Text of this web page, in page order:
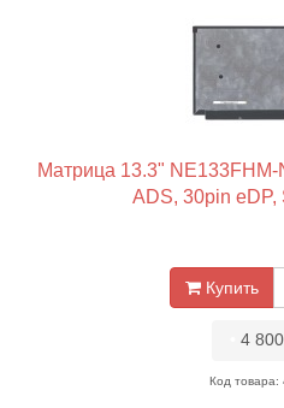
Матрица 13.3"
ADS, 30pin
Купить
4
Код товара: